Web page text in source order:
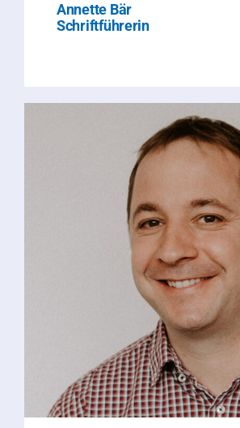
Annette Bär
Schriftführerin